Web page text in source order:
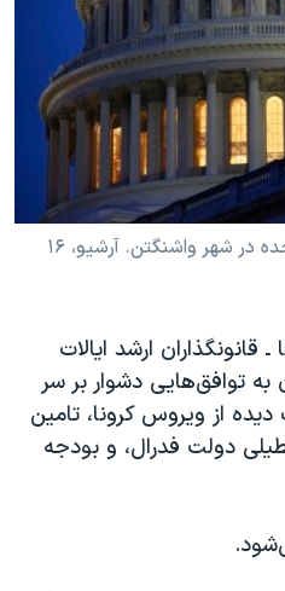
ایران
گنبد ساختمان کنگره ایالات متحده در شهر واشنگتن. آرشیو، ۱۶
قانونگذاران ارشد ایالات
توافق‌هایی دشوار بر سر
از ویروس کرونا، تامین
دولت فدرال، و بودجه